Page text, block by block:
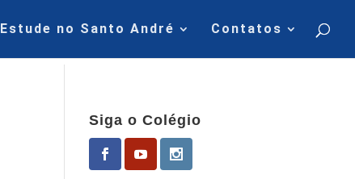
Estude no Santo André Contatos
Siga o Colégio